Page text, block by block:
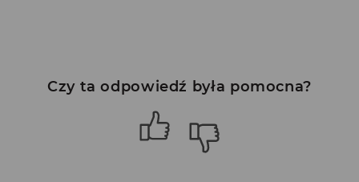
Czy ta odpowiedź była pomocna?